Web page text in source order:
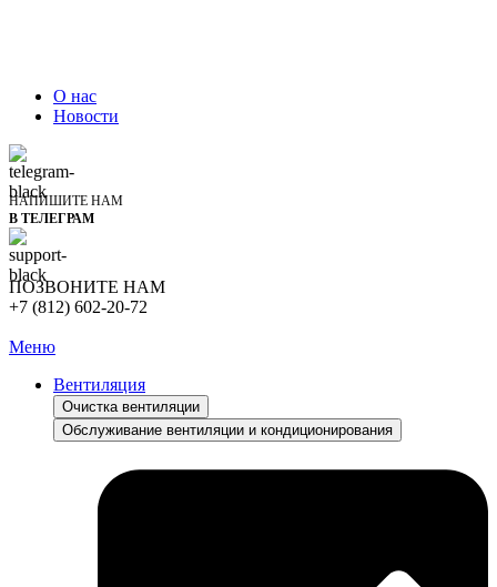
О нас
Новости
НАПИШИТЕ НАМ
В ТЕЛЕГРАМ
ПОЗВОНИТЕ НАМ
+7 (812) 602-20-72
Меню
Вентиляция
Очистка вентиляции
Обслуживание вентиляции и кондиционирования